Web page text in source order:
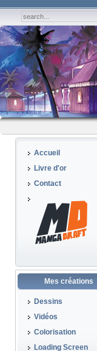
Accueil
Livre d'or
Contact
Mes créations
Dessins
Vidéos
Colorisation
Loading Screen